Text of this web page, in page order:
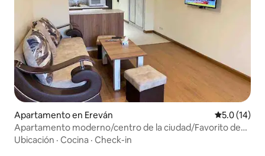
Apartamento en Ereván Calificación
5.0 (14)
Apartamento moderno/centro de la ciudad/Favorito de
los huéspedes/
Ubicación · Cocina · Check-in